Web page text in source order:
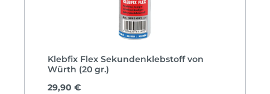
Klebfix Flex Sekundenklebstoff von
Würth (20 gr.)
Regulärer Preis:
29,90 €